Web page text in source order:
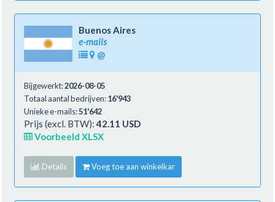
Buenos Aires
e-mails
@
Bijgewerkt:2026-08-05
Totaal aantal bedrijven:16'943
Unieke e-mails:51'642
Prijs (excl. BTW):42.11 USD
Voorbeeld XLSX
Details Voeg toe aan winkelkar